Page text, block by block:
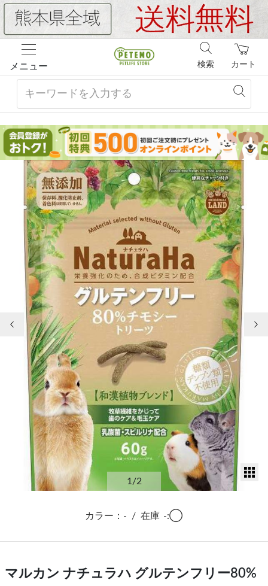
メニュー カート
検索
前の画像
1/2
カラー：- / 在庫 -:◯
マルカン ナチュラハ グルテンフリー80%